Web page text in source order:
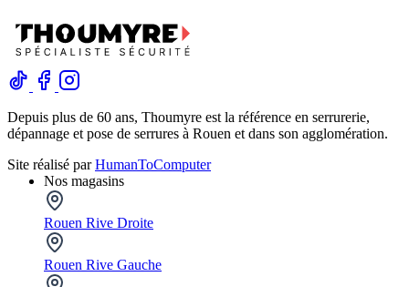
Depuis plus de 60 ans, Thoumyre est la référence en serrurerie,
dépannage et pose de serrures à Rouen et dans son agglomération.
Site réalisé parHumanToComputer
Nos magasins
Rouen Rive Droite
Rouen Rive Gauche